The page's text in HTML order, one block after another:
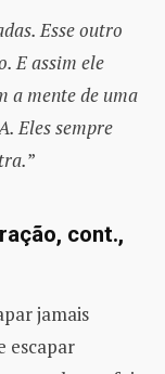
Esse outro
E assim ele
a mente de uma
Eles sempre
”
cont.,
jamais
escapar